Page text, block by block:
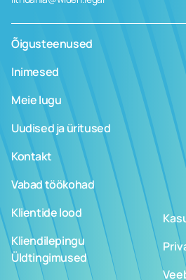
Õigusteenused
Inimesed
Meie lugu
Uudised ja üritused
Kontakt
Vabad töökohad
Klientide lood
Kliendilepingu
Üldtingimused